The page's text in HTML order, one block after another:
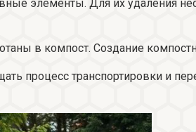
элементы. Для их удаления
в компост. Создание
процесс транспортировки и